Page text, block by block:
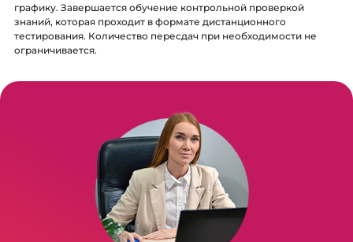
графику. Завершается обучение контрольной проверкой
знаний, которая проходит в формате дистанционного
тестирования. Количество пересдач при необходимости не
ограничивается.